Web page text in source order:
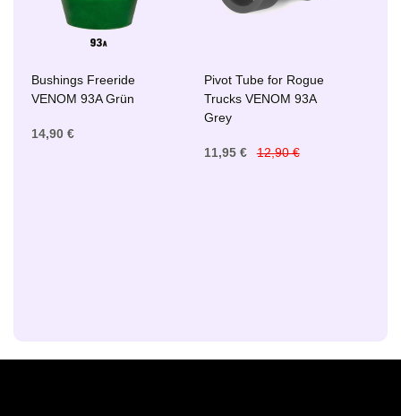
Bushings Freeride
VENOM 93A Grün
14,90 €
Pivot Tube for Rogue
Trucks VENOM 93A
Grey
11,95 € 12,90 €